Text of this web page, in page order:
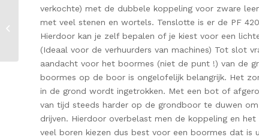
verkochte) met de dubbele koppeling voor zware
met veel stenen en wortels. Tenslotte is er de PF
Hierdoor kan je zelf bepalen of je kiest voor een
(Ideaal voor de verhuurders van machines) Tot slot
aandacht voor het boormes (niet de punt !) van de
boormes op de boor is ongelofelijk belangrijk. Het
in de grond wordt ingetrokken. Met een bot of
van tijd steeds harder op de grondboor te duwen
drijven. Hierdoor overbelast men de koppeling en het
veel boren kiezen dus best voor een boormes dat is
Wat u dient te weten
over PANOLIN
biologisch
afbreekbare olieën.